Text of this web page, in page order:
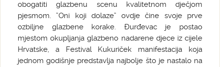
obogatiti glazbenu scenu kvalitetnom dječjom
pjesmom. ”Oni koji dolaze” ovdje čine svoje prve
ozbiljne glazbene korake. Đurđevac je postao
mjestom okupljanja glazbeno nadarene djece iz cijele
Hrvatske, a Festival Kukuriček manifestacija koja
jednom godišnje predstavlja najbolje što je nastalo na